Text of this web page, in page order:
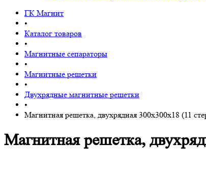
ГК Магнит
•
Каталог товаров
•
Магнитные сепараторы
•
Магнитные решетки
•
Двухрядные магнитные решетки
•
Магнитная решетка, двухрядная 300х300х18 (11
Магнитная решетка,